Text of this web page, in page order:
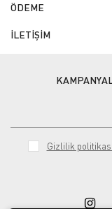
ÖDEME
İLETİŞİM
Gizlilik